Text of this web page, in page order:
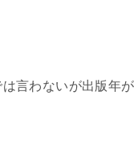
は言わないが出版年